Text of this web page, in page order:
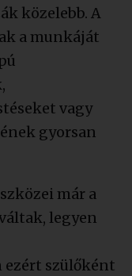
közelebb. A
a munkáját
vagy
gyorsan
már a
legyen
ezért szülőként